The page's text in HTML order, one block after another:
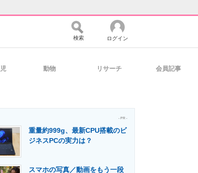
ィ マーケ×ITの今がよく分かる
検索 ログイン
動物 リサーチ 会員記事
- PR -
重量約999g、最新CPU搭載のビ
ジネスPCの実力は？
スマホの写真／動画をもう一段